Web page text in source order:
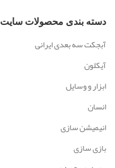
دسته‌ بندی محصولات سایت
آبجکت سه بعدی ایرانی
آیکلون
ابزار و وسایل
انسان
انیمیشن سازی
بازی سازی